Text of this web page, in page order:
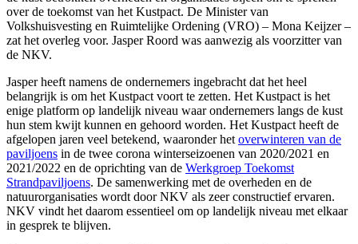
over de toekomst van het Kustpact. De Minister van
Volkshuisvesting en Ruimtelijke Ordening (VRO) – Mona Keijzer –
zat het overleg voor. Jasper Roord was aanwezig als voorzitter van
de NKV.
Jasper heeft namens de ondernemers ingebracht dat het heel
belangrijk is om het Kustpact voort te zetten. Het Kustpact is het
enige platform op landelijk niveau waar ondernemers langs de kust
hun stem kwijt kunnen en gehoord worden. Het Kustpact heeft de
afgelopen jaren veel betekend, waaronder het overwinteren van de
paviljoens in de twee corona winterseizoenen van 2020/2021 en
2021/2022 en de oprichting van de Werkgroep Toekomst
Strandpaviljoens. De samenwerking met de overheden en de
natuurorganisaties wordt door NKV als zeer constructief ervaren.
NKV vindt het daarom essentieel om op landelijk niveau met elkaar
in gesprek te blijven.